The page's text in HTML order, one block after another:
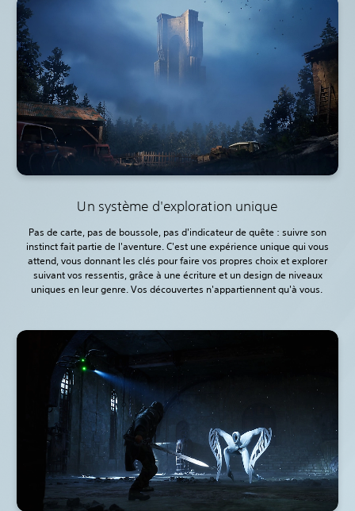
Un système d'exploration unique
Pas de carte, pas de boussole, pas d'indicateur de quête : suivre son
instinct fait partie de l'aventure. C'est une expérience unique qui vous
attend, vous donnant les clés pour faire vos propres choix et explorer
suivant vos ressentis, grâce à une écriture et un design de niveaux
uniques en leur genre. Vos découvertes n'appartiennent qu'à vous.‎